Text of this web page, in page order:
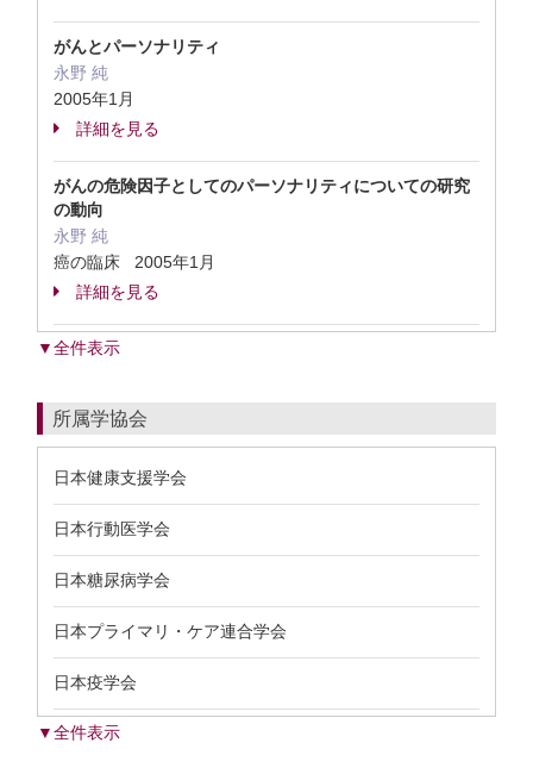
がんとパーソナリティ
永野 純
2005年1月
詳細を見る
がんの危険因子としてのパーソナリティについての研究
の動向
永野 純
癌の臨床 2005年1月
詳細を見る
▼全件表示
所属学協会
日本健康支援学会
日本行動医学会
日本糖尿病学会
日本プライマリ・ケア連合学会
日本疫学会
▼全件表示